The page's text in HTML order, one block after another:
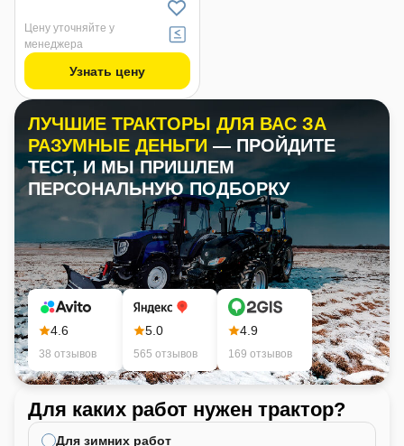
Цену уточняйте у
менеджера
Узнать цену
ЛУЧШИЕ ТРАКТОРЫ ДЛЯ ВАС ЗА
РАЗУМНЫЕ ДЕНЬГИ — ПРОЙДИТЕ
ТЕСТ, И МЫ ПРИШЛЕМ
ПЕРСОНАЛЬНУЮ ПОДБОРКУ
4.6
38 отзывов
5.0
565 отзывов
4.9
169 отзывов
Для каких работ нужен трактор?
Для зимних работ